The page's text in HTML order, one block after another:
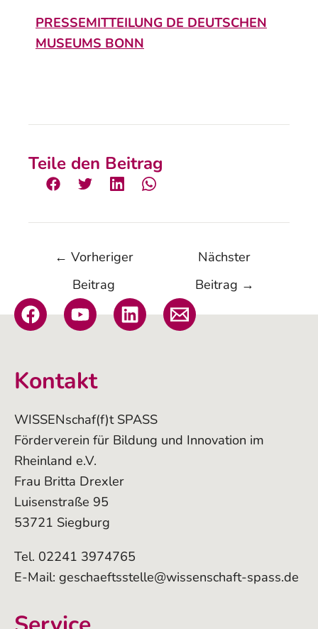
PRESSEMITTEILUNG DE DEUTSCHEN
MUSEUMS BONN
Teile den Beitrag
← Vorheriger
Beitrag
Nächster
Beitrag →
Kontakt
WISSENschaf(f)t SPASS
Förderverein für Bildung und Innovation im
Rheinland e.V.
Frau Britta Drexler
Luisenstraße 95
53721 Siegburg
Tel. 02241 3974765
E-Mail: geschaeftsstelle@wissenschaft-spass.de